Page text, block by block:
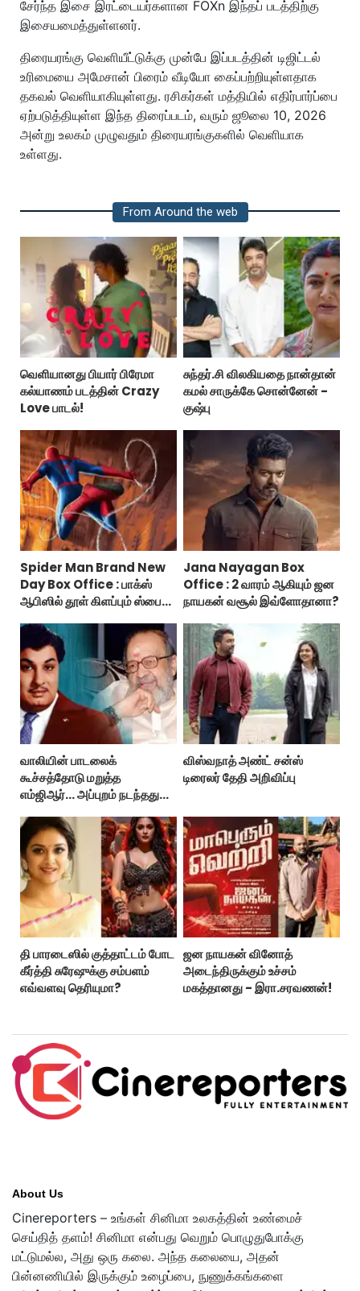
சேர்ந்த இசை இரட்டையர்களான FOXn இந்தப் படத்திற்கு
இசையமைத்துள்ளனர்.
திரையரங்கு வெளியீட்டுக்கு முன்பே இப்படத்தின் டிஜிட்டல்
உரிமையை அமேசான் பிரைம் வீடியோ கைப்பற்றியுள்ளதாக
தகவல் வெளியாகியுள்ளது. ரசிகர்கள் மத்தியில் எதிர்பார்ப்பை
ஏற்படுத்தியுள்ள இந்த திரைப்படம், வரும் ஜூலை 10, 2026
அன்று உலகம் முழுவதும் திரையரங்குகளில் வெளியாக
உள்ளது.
From Around the web
வெளியானது பியார் பிரேமா
கல்யாணம் படத்தின் Crazy
Love பாடல்!
சுந்தர்.சி விலகியதை நான்தான்
கமல் சாருக்கே சொன்னேன் -
குஷ்பு
Spider Man Brand New
Day Box Office : பாக்ஸ்
ஆபிஸில் தூள் கிளப்பும் ஸ்பைடர்
Jana Nayagan Box
Office : 2 வாரம் ஆகியும் ஜன
நாயகன் வசூல் இவ்ளோதானா?
வாலியின் பாடலைக்
கூச்சத்தோடு மறுத்த
எம்ஜிஆர்... அப்புறம் நடந்தது
விஸ்வநாத் அண்ட் சன்ஸ்
டிரைலர் தேதி அறிவிப்பு
தி பாரடைஸில் குத்தாட்டம் போட
கீர்த்தி சுரேஷுக்கு சம்பளம்
எவ்வளவு தெரியுமா?
ஜன நாயகன் வினோத்
அடைந்திருக்கும் உச்சம்
மகத்தானது - இரா.சரவணன்!
About Us
Cinereporters – உங்கள் சினிமா உலகத்தின் உண்மைச்
செய்தித் தளம்! சினிமா என்பது வெறும் பொழுதுபோக்கு
மட்டுமல்ல, அது ஒரு கலை. அந்த கலையை, அதன்
பின்னணியில் இருக்கும் உழைப்பை, நுணுக்கங்களை